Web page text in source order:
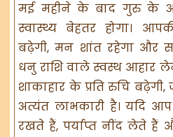
मई महीने के बाद गुरु के
स्वास्थ्य बेहतर होगा।
बढ़ेगी, मन शांत रहेगा और
धनु राशि वाले स्वस्थ आहार
शाकाहार के प्रति रुचि
अत्यंत लाभकारी है। यदि
रखते हैं, पर्याप्त नींद लेते